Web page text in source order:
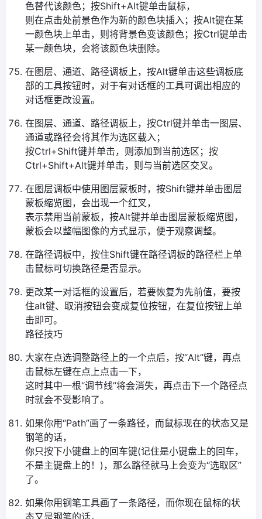
色替代该颜色；按Shift+Alt键单击鼠标，
则在点击处前景色作为新的颜色块插入；按Alt键在某
一颜色块上单击，则将背景色变该颜色；按Ctrl键单击
某一颜色块，会将该颜色块删除。
在图层、通道、路径调板上，按Alt键单击这些调板底
部的工具按钮时，对于有对话框的工具可调出相应的
对话框更改设置。
在图层、通道、路径调板上，按Ctrl键并单击一图层、
通道或路径会将其作为选区载入；
按Ctrl+Shift键并单击，则添加到当前选区；按
Ctrl+Shift+Alt键并单击，则与当前选区交叉。
在图层调板中使用图层蒙板时，按Shift键并单击图层
蒙板缩览图，会出现一个红叉，
表示禁用当前蒙板，按Alt键并单击图层蒙板缩览图，
蒙板会以整幅图像的方式显示，便于观察调整。
在路径调板中，按住Shift键在路径调板的路径栏上单
击鼠标可切换路径是否显示。
更改某一对话框的设置后，若要恢复为先前值，要按
住alt键、取消按钮会变成复位按钮，在复位按钮上单
击即可。
路径技巧
大家在点选调整路径上的一个点后，按“Alt”键，再点
击鼠标左键在点上点击一下，
这时其中一根“调节线”将会消失，再点击下一个路径点
时就会不受影响了。
如果你用“Path”画了一条路径，而鼠标现在的状态又是
钢笔的话，
你只按下小键盘上的回车键(记住是小键盘上的回车，
不是主键盘上的！)，那么路径就马上会变为“选取区”
了。
如果你用钢笔工具画了一条路径，而你现在鼠标的状